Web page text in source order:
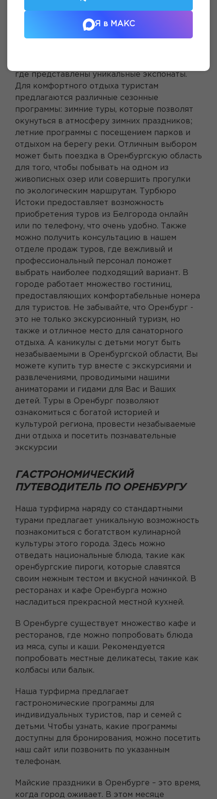
объектов, таких как Оренбургская крепость,
а также посетить исторический музей и
где представлены уникальные экспонаты.
Для комфортного отдыха туристам
предлагаются различные сезонные
программы: зимние туры, которые позволят
окунуться в атмосферу зимних праздников;
летние программы с посещением парков и
отдыхом на берегу реки. Отличным выбором
может быть поездка в Оренбургскую область
для того, чтобы побывать на одном из
живописных озер или совершить прогулки
по экологическим маршрутам. Турбюро
Истоки предоставляет возможность
приобретения туров из Белгорода онлайн
или по телефону, что очень удобно. Также
можно получить консультацию в нашем
отделе продаж туров, где вежливый и
профессиональный персонал поможет
выбрать наиболее подходящий вариант. В
городе работает множество гостиниц,
предоставляющих комфортабельные номера
для туристов. Не забывайте, что Оренбург -
это не только экскурсионный туризм, но
также и отличное место для санаторного
отдыха. А каникулы с детьми могут быть
незабываемыми в Оренбургской области, Вы
можете купить тур вместе с экскурсиями и
развлечениями, проводимыми нашими
аниматорами и гидами для Вас и Ваших
детей. Туры в Оренбург позволяют
ознакомиться с богатой историей и
культурой региона, провести незабываемые
дни отдыха и посетить познавательные
экскурсии
ГАСТРОНОМИЧЕСКИЙ
ПУТЕВОДИТЕЛЬ ПО ОРЕНБУРГУ
Наша турфирма наряду со стандартными
турами предлагает уникальную возможность
познакомиться с богатством кулинарной
культуры этого города. Здесь можно
отведать национальные блюда, такие как
оренбургские пироги, которые славятся
своим нежным тестом и вкусной начинкой. В
ресторанах и кафе Оренбурга можно
насладиться прекрасной местной кухней.
В Оренбурге существует множество кафе и
ресторанов, где можно попробовать блюда
из мяса, супы и каши. Рекомендуется
попробовать местные деликатесы, такие как
колбасы или балык.
Наша турфирма предлагает
гастрономические программы для
индивидуальных туристов, пар и семей с
детьми. Чтобы узнать, какие программы
доступны для бронирования, можно посетить
наш сайт или позвонить по указанным
телефонам.
Майские праздники в Оренбурге – это время,
когда город оживает. В этом месяце
Я в МАКС